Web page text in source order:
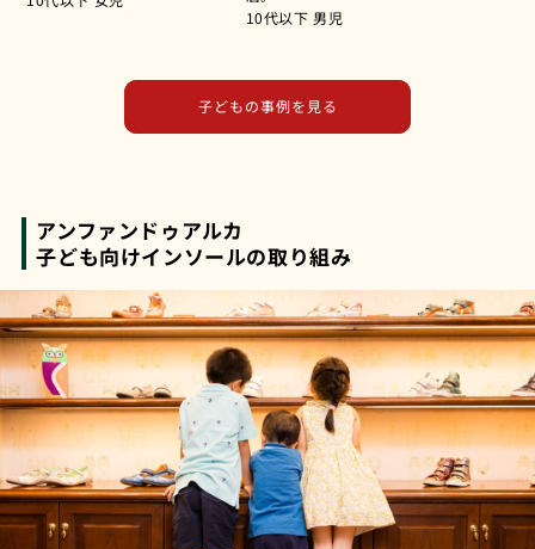
10代以下 男児
子どもの事例を見る
アンファンドゥアルカ
子ども向けインソールの取り組み